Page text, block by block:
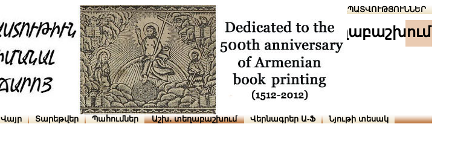
ՆԱԽԱՊԱՏՎՈՒԹՅՈՒՆՆԵՐ
աշխ․ տեղաբաշխում
Վայր Տարեթվեր Պահումներ Աշխ․ տեղաբաշխում Վերնագրեր Ա-Ֆ Նյութի տեսակ